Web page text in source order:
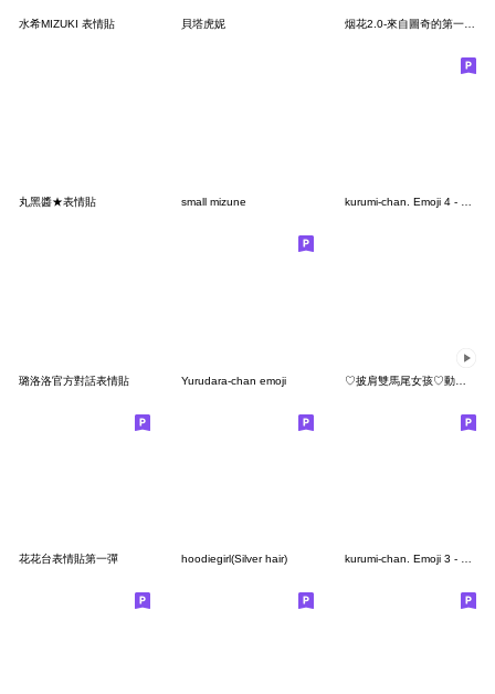
水希MIZUKI 表情貼 貝塔虎妮 烟花2.0-來自圖奇的第一彈表情貼♡
丸黑醬★表情貼 small mizune kurumi-chan. Emoji 4 - Cat Ver.
璐洛洛官方對話表情貼 Yurudara-chan emoji ♡披肩雙馬尾女孩♡動態表情貼
花花台表情貼第一彈 hoodiegirl(Silver hair)